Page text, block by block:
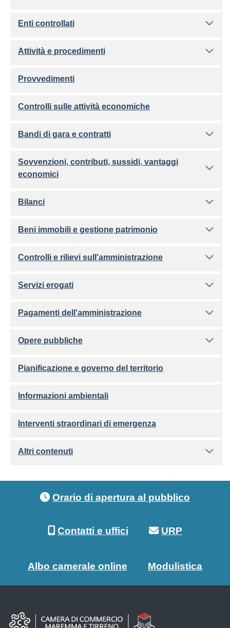
Enti controllati
Attività e procedimenti
Provvedimenti
Controlli sulle attività economiche
Bandi di gara e contratti
Sovvenzioni, contributi, sussidi, vantaggi
economici
Bilanci
Beni immobili e gestione patrimonio
Controlli e rilievi sull'amministrazione
Servizi erogati
Pagamenti dell'amministrazione
Opere pubbliche
Pianificazione e governo del territorio
Informazioni ambientali
Interventi straordinari di emergenza
Altri contenuti
Orario di apertura al pubblico
Contatti e uffici URP
Albo camerale online Modulistica